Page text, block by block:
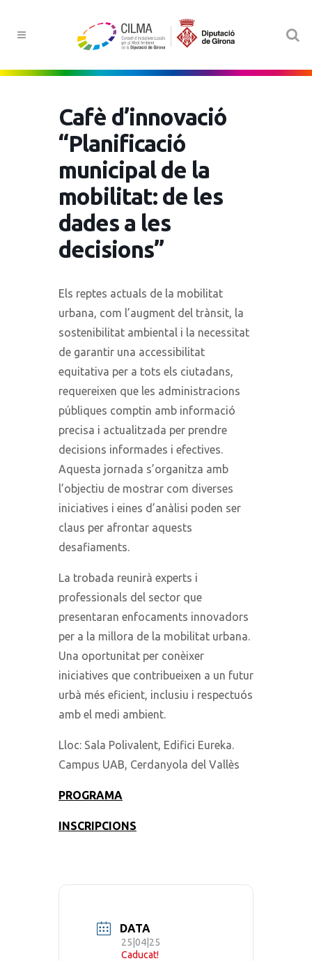
Cafè d’innovació
“Planificació
municipal de la
mobilitat: de les
dades a les
decisions”
Els reptes actuals de la mobilitat
urbana, com l’augment del trànsit, la
sostenibilitat ambiental i la necessitat
de garantir una accessibilitat
equitativa per a tots els ciutadans,
requereixen que les administracions
públiques comptin amb informació
precisa i actualitzada per prendre
decisions informades i efectives.
Aquesta jornada s’organitza amb
l’objectiu de mostrar com diverses
iniciatives i eines d’anàlisi poden ser
claus per afrontar aquests
desafiaments.
La trobada reunirà experts i
professionals del sector que
presentaran enfocaments innovadors
per a la millora de la mobilitat urbana.
Una oportunitat per conèixer
iniciatives que contribueixen a un futur
urbà més eficient, inclusiu i respectuós
amb el medi ambient.
Lloc: Sala Polivalent, Edifici Eureka.
Campus UAB, Cerdanyola del Vallès
PROGRAMA
INSCRIPCIONS
DATA
25|04|25
Caducat!